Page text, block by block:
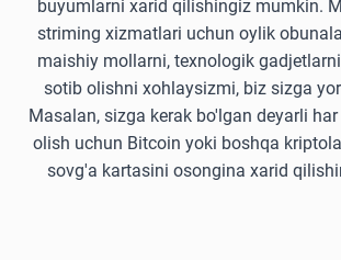
buyumlarni xarid qilishingiz mumkin.
striming xizmatlari uchun oylik
maishiy mollarni, texnologik
sotib olishni xohlaysizmi, biz sizga
Masalan, sizga kerak bo'lgan deyarli
olish uchun Bitcoin yoki boshqa
sovg'a kartasini osongina xarid